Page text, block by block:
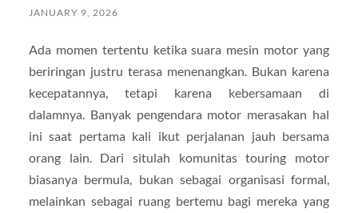
JANUARY 9, 2026
Ada momen tertentu ketika suara mesin motor yang
beriringan justru terasa menenangkan. Bukan karena
kecepatannya, tetapi karena kebersamaan di
dalamnya. Banyak pengendara motor merasakan hal
ini saat pertama kali ikut perjalanan jauh bersama
orang lain. Dari situlah komunitas touring motor
biasanya bermula, bukan sebagai organisasi formal,
melainkan sebagai ruang bertemu bagi mereka yang